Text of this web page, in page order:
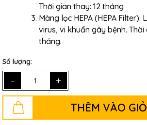
Thời gian thay: 12 tháng
Màng lọc HEPA (HEPA Filter):
virus, vi khuẩn gây bệnh. Thời
tháng.
Số lượng:
- +
THÊM VÀO GIỎ